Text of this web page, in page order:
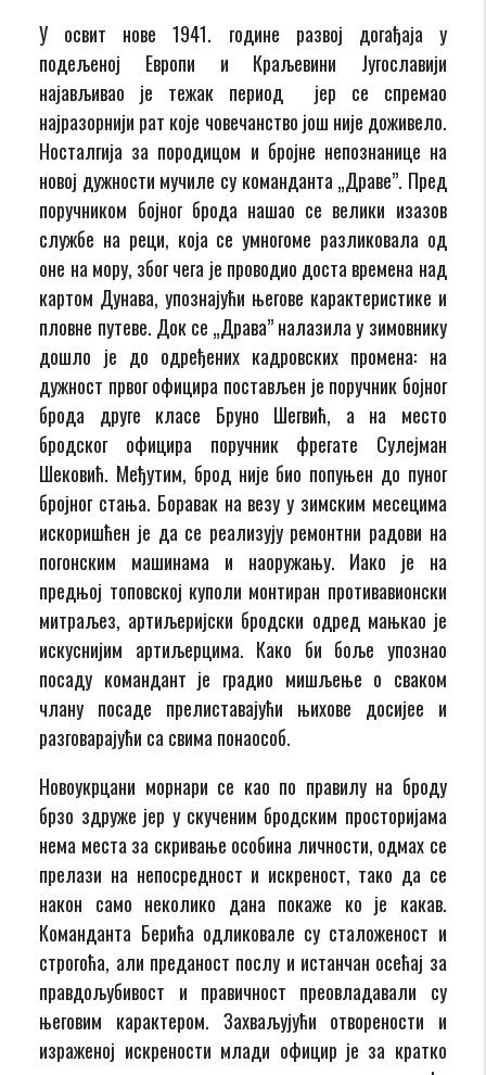
У освит нове 1941. године развој догађаја у
подељеној Европи и Краљевини Југославији
најављивао је тежак период јер се спремао
најразорнији рат које човечанство још није доживело.
Носталгија за породицом и бројне непознанице на
новој дужности мучиле су команданта „Драве”. Пред
поручником бојног брода нашао се велики изазов
службе на реци, која се умногоме разликовала од
оне на мору, због чега је проводио доста времена над
картом Дунава, упознајући његове карактеристике и
пловне путеве. Док се „Драва” налазила у зимовнику
дошло је до одређених кадровских промена: на
дужност првог официра постављен је поручник бојног
брода друге класе Бруно Шегвић, а на место
бродског официра поручник фрегате Сулејман
Шековић. Међутим, брод није био попуњен до пуног
бројног стања. Боравак на везу у зимским месецима
искоришћен је да се реализују ремонтни радови на
погонским машинама и наоружању. Иако је на
предњој топовској куполи монтиран противавионски
митраљез, артиљеријски бродски одред мањкао је
искуснијим артиљерцима. Како би боље упознао
посаду командант је градио мишљење о сваком
члану посаде прелиставајући њихове досијее и
разговарајући са свима понаособ.
Новоукрцани морнари се као по правилу на броду
брзо здруже јер у скученим бродским просторијама
нема места за скривање особина личности, одмах се
прелази на непосредност и искреност, тако да се
након само неколико дана покаже ко је какав.
Команданта Берића одликовале су сталоженост и
строгоћа, али преданост послу и истанчан осећај за
правдољубивост и правичност преовладавали су
његовим карактером. Захваљујући отворености и
израженој искрености млади официр је за кратко